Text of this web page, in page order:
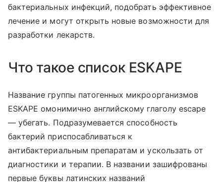
бактериальных инфекций, подобрать эффективное
лечение и могут открыть новые возможности для
разработки лекарств.
Что такое список ESKAPE
Название группы патогенных микроорганизмов
ESKAPE омонимично английскому глаголу escape
— убегать. Подразумевается способность
бактерий приспосабливаться к
антибактериальным препаратам и ускользать от
диагностики и терапии. В названии зашифрованы
первые буквы латинских названий